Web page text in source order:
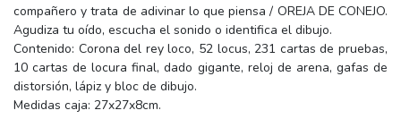
compañero y trata de adivinar lo que piensa / OREJA DE CONEJO.
Agudiza tu oído, escucha el sonido o identifica el dibujo.
Contenido: Corona del rey loco, 52 locus, 231 cartas de pruebas,
10 cartas de locura final, dado gigante, reloj de arena, gafas de
distorsión, lápiz y bloc de dibujo.
Medidas caja: 27x27x8cm.